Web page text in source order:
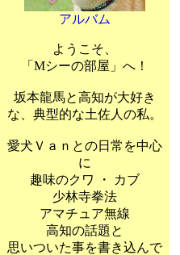
アルバム
ようこそ、
「Mシーの部屋」へ！
坂本龍馬と高知が大好き
な、典型的な土佐人の私。
愛犬Ｖａｎとの日常を中心
に
趣味のクワ ・ カブ
少林寺拳法
アマチュア無線
高知の話題と
思いついた事を書き込んで